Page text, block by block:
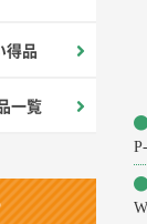
得品
一覧